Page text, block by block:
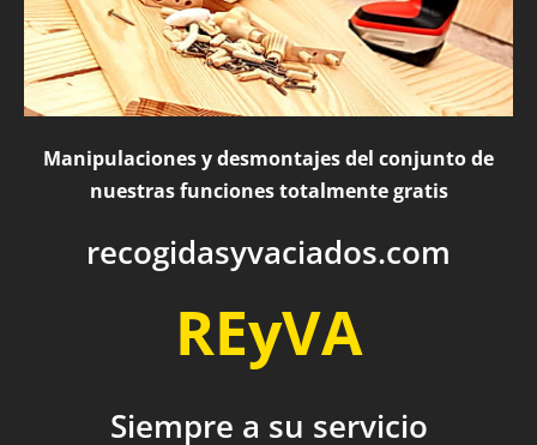
Manipulaciones y desmontajes del conjunto de
nuestras funciones totalmente gratis
recogidasyvaciados.com
REyVA
Siempre a su servicio